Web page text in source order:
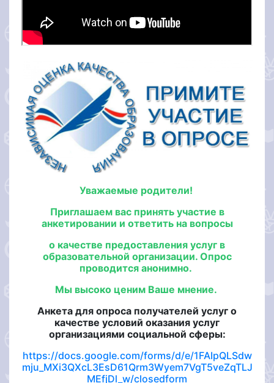
Уважаемые родители!
Приглашаем вас принять участие в
анкетировании и ответить на вопросы
о качестве предоставления услуг в
образовательной организации. Опрос
проводится анонимно.
Мы высоко ценим Ваше мнение.
Анкета для опроса получателей услуг о
качестве условий оказания услуг
организациями социальной сферы:
https://docs.google.com/forms/d/e/1FAIpQLSdw
mju_MXi3QXcL3EsD61Qrm3Wyem7VgT5veZqTLJ
MEfjDl_w/closedform